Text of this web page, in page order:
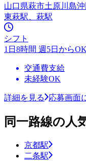
山口県萩市土原川島沖
東萩駅、萩駅
シフト
1日8時間 週5日からOK
交通費支給
未経験OK
詳細を見る 応募画面
同一路線の人
京都駅
二条駅